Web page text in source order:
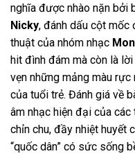
nghĩa được nhào nặn bởi
Nicky, đánh dấu cột mốc
thuật của nhóm nhạc
hit đình đám mà còn là
vẹn những mảng màu
của tuổi trẻ. Đánh giá về
âm nhạc hiện đại của
chỉn chu, đầy nhiệt huyết
“quốc dân” có sức sống